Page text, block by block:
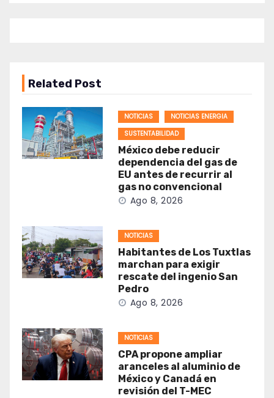
Related Post
NOTICIAS
NOTICIAS ENERGIA
SUSTENTABILIDAD
México debe reducir
dependencia del gas de
EU antes de recurrir al
gas no convencional
Ago 8, 2026
NOTICIAS
Habitantes de Los Tuxtlas
marchan para exigir
rescate del ingenio San
Pedro
Ago 8, 2026
NOTICIAS
CPA propone ampliar
aranceles al aluminio de
México y Canadá en
revisión del T-MEC